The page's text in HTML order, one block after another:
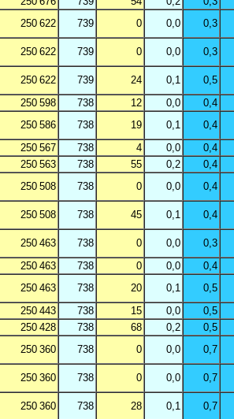
250 622 739 0 0,0 0,3
250 622 739 0 0,0 0,3
250 622 739 24 0,1
0,5
250 598 738 12 0,0
0,4
250 586 738 19 0,1
0,4
250 567 738 4 0,0
0,4
250 563 738 55 0,2
0,4
250 508 738 0 0,0 0,4
250 508 738 45 0,1 0,4
250 463 738 0 0,0
0,3
250 463 738 0 0,0
0,4
250 463 738 20 0,1
0,5
250 443 738 15 0,0
0,5
250 428 738 68 0,2
0,5
250 360 738 0 0,0 0,7
250 360 738 0 0,0 0,7
250 360 738 28 0,1
0,7